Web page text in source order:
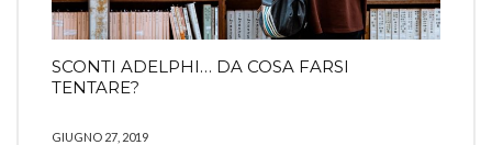
SCONTI ADELPHI… DA COSA FARSI
TENTARE?
GIUGNO 27, 2019